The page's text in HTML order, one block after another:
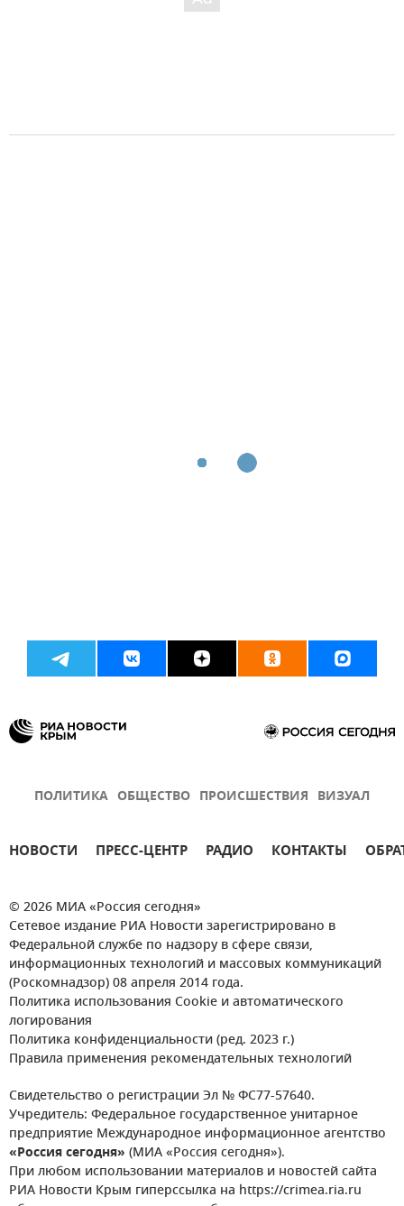
ПОЛИТИКА ОБЩЕСТВО ПРОИСШЕСТВИЯ ВИЗУАЛ
НОВОСТИ ПРЕСС-ЦЕНТР РАДИО КОНТАКТЫ
© 2026 МИА «Россия сегодня»
Сетевое издание РИА Новости зарегистрировано в
Федеральной службе по надзору в сфере связи,
информационных технологий и массовых коммуникаций
(Роскомнадзор) 08 апреля 2014 года.
Политика использования Cookie и автоматического
логирования
Политика конфиденциальности (ред. 2023 г.)
Правила применения рекомендательных технологий
Свидетельство о регистрации Эл № ФС77-57640.
Учредитель: Федеральное государственное унитарное
предприятие Международное информационное агентство
«Россия сегодня» (МИА «Россия сегодня»).
При любом использовании материалов и новостей сайта
РИА Новости Крым гиперссылка на https://crimea.ria.ru